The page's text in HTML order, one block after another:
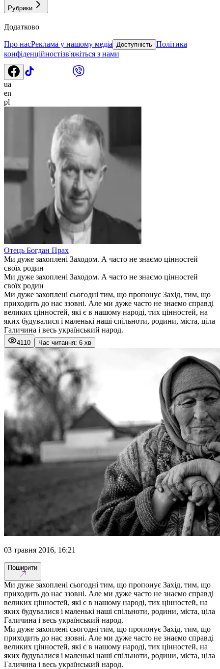
Рубрики
Додатково
Про насРеклама у нашому медіа Доступність Політика
конфіденційностізв'яжіться з нами
ua
en
pl
Отець Богдан Прах
Ми дуже захоплені Заходом. А часто не знаємо цінностей
своїх родин
Ми дуже захоплені Заходом. А часто не знаємо цінностей
своїх родин
Ми дуже захоплені сьогодні тим, що пропонує Захід, тим, що
приходить до нас ззовні. Але ми дуже часто не знаємо справді
великих цінностей, які є в нашому народі, тих цінностей, на
яких будувалися і маленькі наші спільноти, родини, міста, ціла
Галичина і весь український народ.
4110 Час читання: 6 хв
03 травня 2016, 16:21
Поширити
Ми дуже захоплені сьогодні тим, що пропонує Захід, тим, що
приходить до нас ззовні. Але ми дуже часто не знаємо справді
великих цінностей, які є в нашому народі, тих цінностей, на
яких будувалися і маленькі наші спільноти, родини, міста, ціла
Галичина і весь український народ.
Ми дуже захоплені сьогодні тим, що пропонує Захід, тим, що
приходить до нас ззовні. Але ми дуже часто не знаємо справді
великих цінностей, які є в нашому народі, тих цінностей, на
яких будувалися і маленькі наші спільноти, родини, міста, ціла
Галичина і весь український народ.